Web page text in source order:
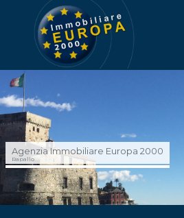
Agenzia Immobiliare Europa 2000
Rapallo